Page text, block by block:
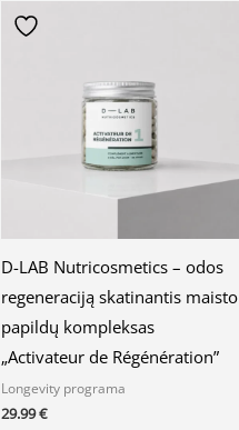
D-LAB Nutricosmetics – odos
regeneraciją skatinantis maisto
papildų kompleksas
„Activateur de Régénération”
Longevity programa
29.99€